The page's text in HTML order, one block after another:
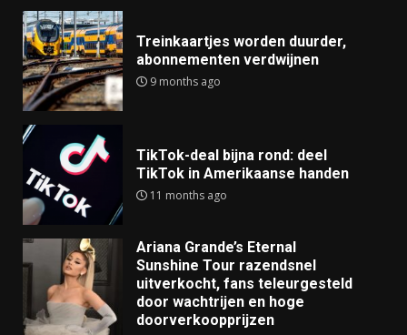
Treinkaartjes worden duurder,
abonnementen verdwijnen
9 months ago
TikTok-deal bijna rond: deel
TikTok in Amerikaanse handen
11 months ago
Ariana Grande’s Eternal
Sunshine Tour razendsnel
uitverkocht, fans teleurgesteld
door wachtrijen en hoge
doorverkoopprijzen